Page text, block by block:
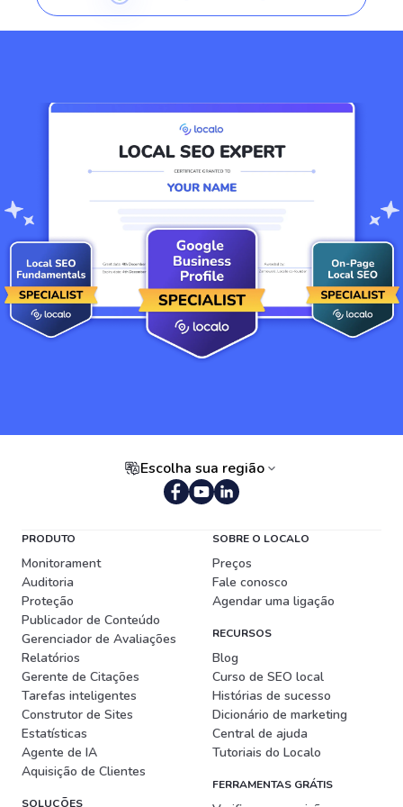
Escolha sua região
PRODUTO
Monitorament
Auditoria
Proteção
Publicador de Conteúdo
Gerenciador de Avaliações
Relatórios
Gerente de Citações
Tarefas inteligentes
Construtor de Sites
Estatísticas
Agente de IA
Aquisição de Clientes
SOLUÇÕES
SOBRE O LOCALO
Preços
Fale conosco
Agendar uma ligação
RECURSOS
Blog
Curso de SEO local
Histórias de sucesso
Dicionário de marketing
Central de ajuda
Tutoriais do Localo
FERRAMENTAS GRÁTIS